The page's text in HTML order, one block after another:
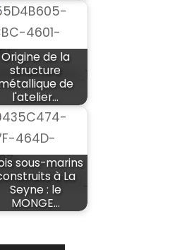
Origine de la
structure
de
l'atelier…
sous-marins
à La
Seyne : le
MONGE…